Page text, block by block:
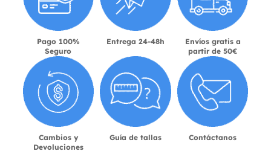
Pago 100%
Seguro
Entrega 24-48h
Envíos gratis a
partir de 50€
Cambios y
Devoluciones
Guía de tallas Contáctanos